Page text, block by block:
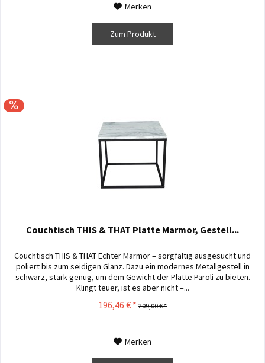
Merken
Zum Produkt
Couchtisch THIS & THAT Platte Marmor, Gestell...
Couchtisch THIS & THAT Echter Marmor – sorgfältig ausgesucht und
poliert bis zum seidigen Glanz. Dazu ein modernes Metallgestell in
schwarz, stark genug, um dem Gewicht der Platte Paroli zu bieten.
Klingt teuer, ist es aber nicht –...
196,46 € * 209,00 € *
Merken